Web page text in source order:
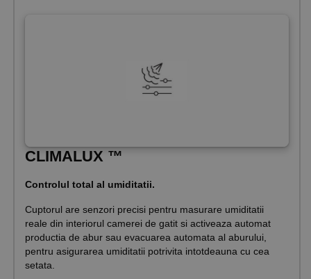
CLIMALUX ™
Controlul total al umiditatii.
Cuptorul are senzori precisi pentru masurare umiditatii
reale din interiorul camerei de gatit si activeaza automat
productia de abur sau evacuarea automata al aburului,
pentru asigurarea umiditatii potrivita intotdeauna cu cea
setata.